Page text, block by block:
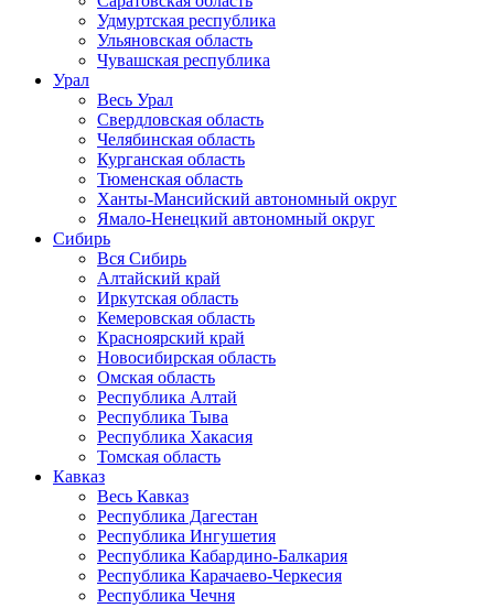
Удмуртская республика
Ульяновская область
Чувашская республика
Урал
Весь Урал
Свердловская область
Челябинская область
Курганская область
Тюменская область
Ханты-Мансийский автономный округ
Ямало-Ненецкий автономный округ
Сибирь
Вся Сибирь
Алтайский край
Иркутская область
Кемеровская область
Красноярский край
Новосибирская область
Омская область
Республика Алтай
Республика Тыва
Республика Хакасия
Томская область
Кавказ
Весь Кавказ
Республика Дагестан
Республика Ингушетия
Республика Кабардино-Балкария
Республика Карачаево-Черкесия
Республика Чечня